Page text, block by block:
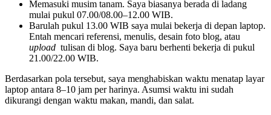
Memasuki musim tanam. Saya biasanya berada di ladang
mulai pukul 07.00/08.00–12.00 WIB.
Barulah pukul 13.00 WIB saya mulai bekerja di depan laptop.
Entah mencari referensi, menulis, desain foto blog, atau
upload tulisan di blog. Saya baru berhenti bekerja di pukul
21.00/22.00 WIB.
Berdasarkan pola tersebut, saya menghabiskan waktu menatap layar
laptop antara 8–10 jam per harinya. Asumsi waktu ini sudah
dikurangi dengan waktu makan, mandi, dan salat.